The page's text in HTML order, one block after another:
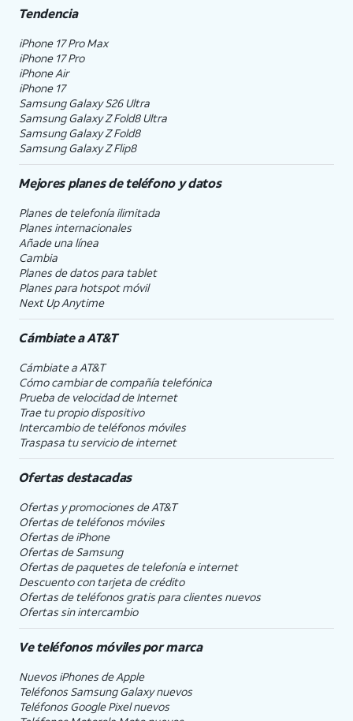
Tendencia
iPhone 17 Pro Max
iPhone 17 Pro
iPhone Air
iPhone 17
Samsung Galaxy S26 Ultra
Samsung Galaxy Z Fold8 Ultra
Samsung Galaxy Z Fold8
Samsung Galaxy Z Flip8
Mejores planes de teléfono y datos
Planes de telefonía ilimitada
Planes internacionales
Añade una línea
Cambia
Planes de datos para tablet
Planes para hotspot móvil
Next Up Anytime
Cámbiate aAT&T
Cámbiate a AT&T
Cómo cambiar de compañía telefónica
Prueba de velocidad de Internet
Trae tu propio dispositivo
Intercambio de teléfonos móviles
Traspasa tu servicio de internet
Ofertas destacadas
Ofertas y promociones deAT&T
Ofertas de teléfonos móviles
Ofertas deiPhone
Ofertas de Samsung
Ofertas de paquetes de telefonía e internet
Descuento con tarjeta de crédito
Ofertas de teléfonos gratis para clientes nuevos
Ofertas sin intercambio
Ve teléfonos móviles por marca
Nuevos iPhones de Apple
Teléfonos Samsung Galaxy nuevos
Teléfonos Google Pixel nuevos